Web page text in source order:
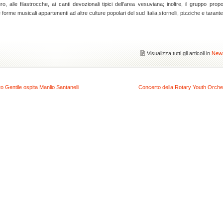
alle filastrocche, ai canti devozionali tipici dell’area vesuviana; inoltre, il gruppo
forme musicali appartenenti ad altre culture popolari del sud Italia,stornelli, pizziche e
Visualizza tutti gli articoli in
Gentile ospita Manlio Santanelli Concerto della Rotary Youth